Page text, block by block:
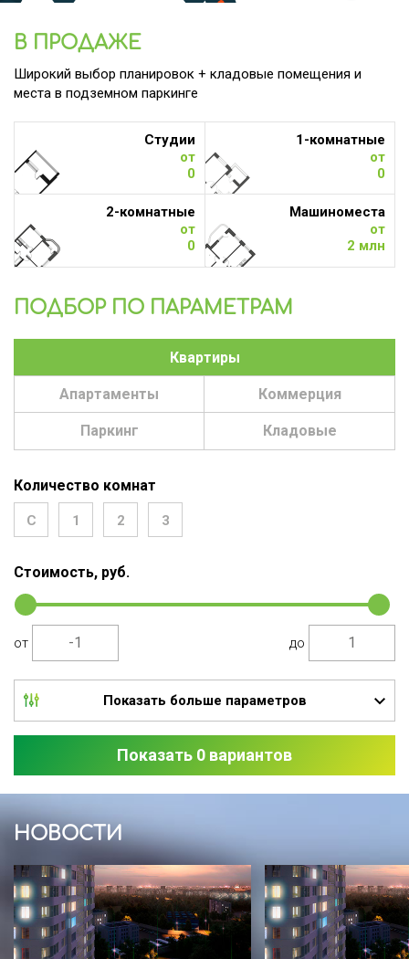
В ПРОДАЖЕ
Широкий выбор планировок + кладовые помещения и
места в подземном паркинге
Студии
от
0
1-комнатные
от
0
2-комнатные
от
0
Машиноместа
от
2 млн
ПОДБОР ПО ПАРАМЕТРАМ
Квартиры
Апартаменты Коммерция
Паркинг Кладовые
Количество комнат
С 1 2 3
Стоимость, руб.
от до
Показать больше параметров
Показать 0 вариантов
НОВОСТИ